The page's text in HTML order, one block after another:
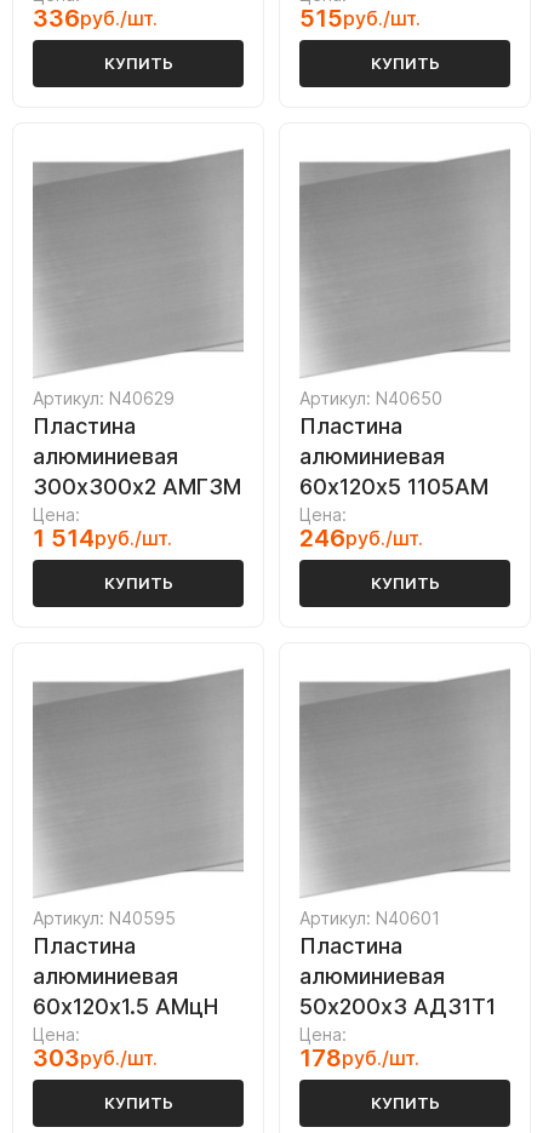
336руб./шт.
КУПИТЬ
515руб./шт.
КУПИТЬ
Артикул: N40629
Пластина
алюминиевая
300х300х2 АМГ3М
Цена:
1 514руб./шт.
КУПИТЬ
Артикул: N40650
Пластина
алюминиевая
60х120х5 1105АМ
Цена:
246руб./шт.
КУПИТЬ
Артикул: N40595
Пластина
алюминиевая
60х120х1.5 АМцН
Цена:
303руб./шт.
КУПИТЬ
Артикул: N40601
Пластина
алюминиевая
50х200х3 АД31Т1
Цена:
178руб./шт.
КУПИТЬ